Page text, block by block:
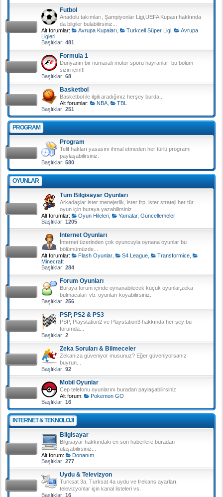
Futbol
Anadolu takımları, Şampiyonlar Ligi,UEFA Kupası hakkında
da bilgiler bulabilirsiniz...
Alt forumlar:
Avrupa Kupaları Turkcell Süper Ligi,
Avrupa
Ligleri
Başlıklar: 481
Formula 1
Dünyanın bir numaralı motor sporu hayranları bu bölüm
sizin için!!!
Başlıklar: 68
Basketbol
Basketbol ile ilgili aradığınız herşey burda...
Alt forumlar:
NBA,
TBL
Başlıklar: 251
PROGRAM
Program
Telif hakları yasasını ihmal etmeden her türlü programı
paylaşabilirsiniz.
Başlıklar: 580
OYUNLAR
Tüm Bilgisayar Oyunları
Arkadaşlar ister menejerlik, ister frp, ister strateji her tür
oyun için buraya yazabilirsiniz...
Alt forumlar:
Oyun Hileleri,
Yamalar, Güncellemeler
Başlıklar: 1205
Internet Oyunları
İnternet üzerinden çok oyuncuyla oynana oyunlar bu
bölümümüzde...
Alt forumlar:
Flash Oyunlar, S4 League, Transformice,
Minecraft
Başlıklar: 284
Forum Oyunları
Buraya forum içinde oynanabilecek küçük oyunlar,zeka
bulmacaları vb. oyunları koyabilirsiniz.
Başlıklar: 256
PSP, PS2 & PS3
PSP, Playstation2 ve Playstation3 hakkında her şey bu
forumda...
Başlıklar: 2
Zeka Soruları & Bilmeceler
Zekanıza güveniyor musunuz? Eğer güveniyorsanız
buyrun...
Başlıklar: 92
Mobil Oyunlar
Cep telefonu oyunlarını buradan paylaşabilirsiniz.
Alt forum:
Pokemon GO
Başlıklar: 16
INTERNET & TEKNOLOJI
Bilgisayar
Bilgisayar hakkındaki en son haberlere buradan
ulaşabilirsiniz...
Alt forum:
Donanım
Başlıklar: 277
Uydu & Televizyon
Turksat 3a, Turksat 4a uydu ve frekans ayarları,
televizyonlar için kanal listeleri vs.
Başlıklar: 16